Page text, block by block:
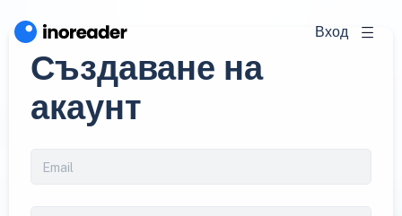
Вход
Създаване на
акаунт